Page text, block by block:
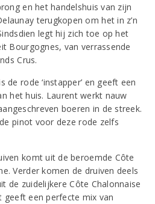
en het handelshuis van zijn
terugkopen om het in z’n
legt hij zich toe op het
Bourgognes, van verrassende
Crus.
rode ‘instapper’ en geeft een
het huis. Laurent werkt nauw
boeren in de streek.
pinot voor deze rode zelfs
komt uit de beroemde Côte
Verder komen de druiven deels
de zuidelijkere Côte Chalonnaise
geeft een perfecte mix van